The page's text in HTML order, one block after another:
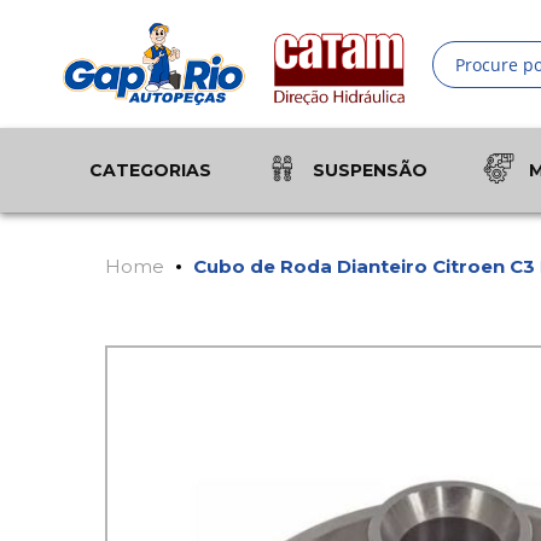
Pesquisa
CATEGORIAS SUSPENSÃO
Home Cubo de Roda Dianteiro Citroen